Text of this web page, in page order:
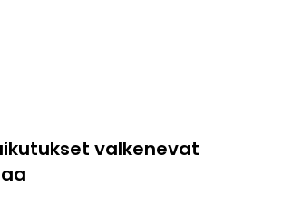
valkenevat